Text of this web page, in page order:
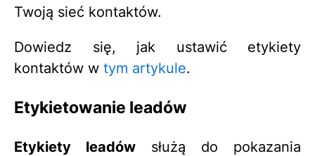
Twoją sieć kontaktów.
Dowiedz się, jak ustawić etykiety
kontaktów w tym artykule.
Etykietowanie leadów
Etykiety leadów służą do pokazania